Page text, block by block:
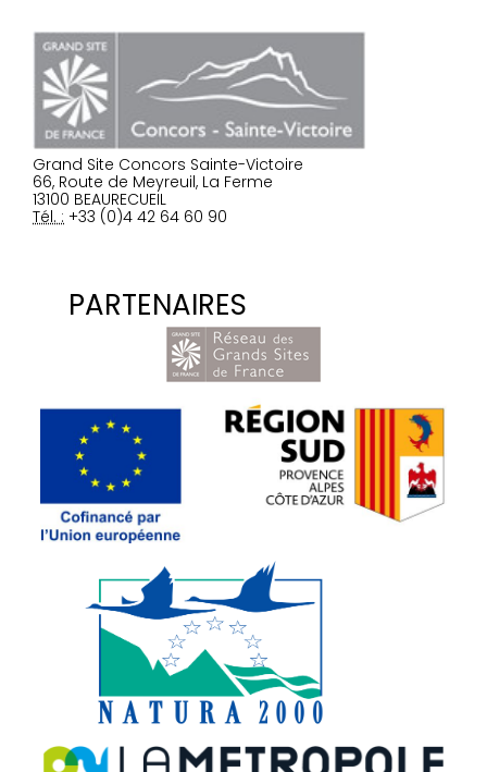
Grand Site Concors Sainte-Victoire
66, Route de Meyreuil, La Ferme
13100 BEAURECUEIL
Tél. : +33 (0)4 42 64 60 90
PARTENAIRES